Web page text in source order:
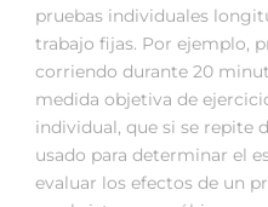
pruebas individuales
trabajo fijas. Por ejemplo,
corriendo durante 20
medida objetiva de
individual, que si se repite
usado para determinar el
evaluar los efectos de un